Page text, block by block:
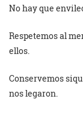
No hay que
Respetemos al
ellos.
Conservemos
nos legaron.